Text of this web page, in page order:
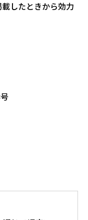
したときから効力